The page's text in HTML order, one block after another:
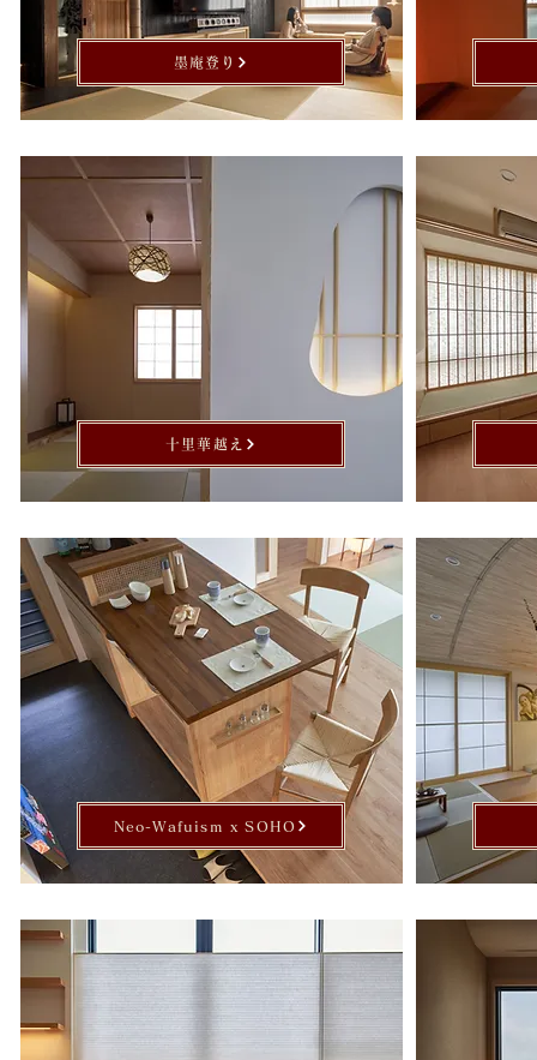
墨庵登り
十里華越え
Neo-Wafuism x SOHO